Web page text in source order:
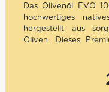
Das Olivenöl EVO
hochwertiges
hergestellt aus
Oliven. Dieses
harmonische
Gourmet-Olivenöl
Küche, Antipasti und